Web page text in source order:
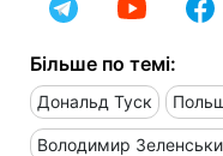
Більше по темі:
Дональд Туск
Володимир